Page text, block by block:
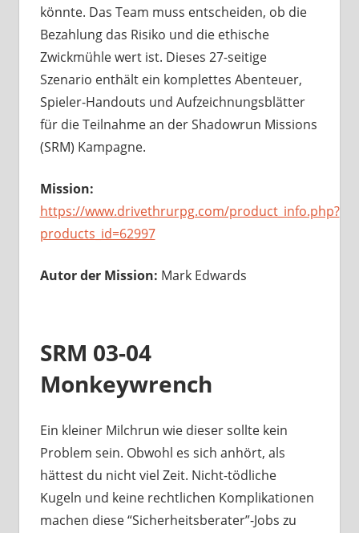
könnte. Das Team muss entscheiden, ob die
Bezahlung das Risiko und die ethische
Zwickmühle wert ist. Dieses 27-seitige
Szenario enthält ein komplettes Abenteuer,
Spieler-Handouts und Aufzeichnungsblätter
für die Teilnahme an der Shadowrun Missions
(SRM) Kampagne.
Mission:
https://www.drivethrurpg.com/product_info.php?
products_id=62997
Autor der Mission: Mark Edwards
SRM 03-04
Monkeywrench
Ein kleiner Milchrun wie dieser sollte kein
Problem sein. Obwohl es sich anhört, als
hättest du nicht viel Zeit. Nicht-tödliche
Kugeln und keine rechtlichen Komplikationen
machen diese “Sicherheitsberater”-Jobs zu